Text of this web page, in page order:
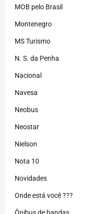
MOB pelo Brasil
Montenegro
MS Turismo
N. S. da Penha
Nacional
Navesa
Neobus
Neostar
Nielson
Nota 10
Novidades
Onde está você ???